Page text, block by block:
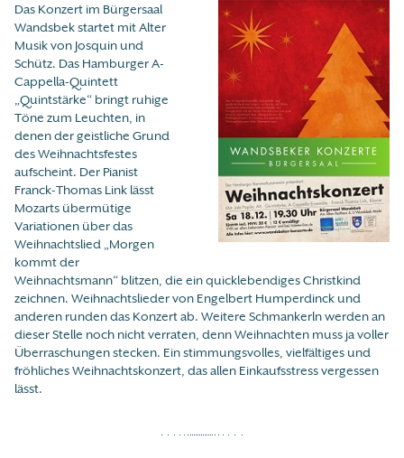
Das Konzert im Bürgersaal
Wandsbek startet mit Alter
Musik von Josquin und
Schütz. Das Hamburger A-
Cappella-Quintett
„Quintstärke“ bringt ruhige
Töne zum Leuchten, in
denen der geistliche Grund
des Weihnachtsfestes
aufscheint. Der Pianist
Franck-Thomas Link lässt
Mozarts übermütige
Variationen über das
Weihnachtslied „Morgen
kommt der
Weihnachtsmann“ blitzen, die ein quicklebendiges Christkind
zeichnen. Weihnachtslieder von Engelbert Humperdinck und
anderen runden das Konzert ab. Weitere Schmankerln werden an
dieser Stelle noch nicht verraten, denn Weihnachten muss ja voller
Überraschungen stecken. Ein stimmungsvolles, vielfältiges und
fröhliches Weihnachtskonzert, das allen Einkaufsstress vergessen
lässt.